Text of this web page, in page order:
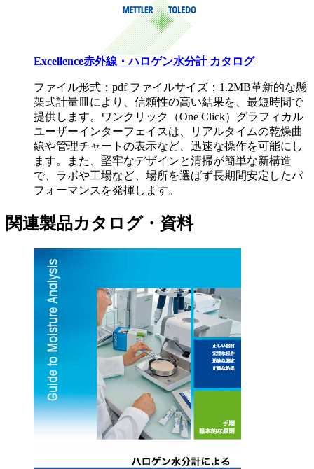
Excellence赤外線・ハロゲン水分計 カタログ
ファイル形式：pdf ファイルサイズ：1.2MB革新的な懸
架式計量皿により、信頼性の高い結果を、最短時間で
提供します。ワンクリック（One Click）グラフィカル
ユーザーインターフェイスは、リアルタイムの乾燥曲
線や管理チャートの表示など、迅速な操作を可能にし
ます。また、堅牢なデザインと清掃が簡単な新構造
で、ラボや工場など、場所を選ばず長期間安定したパ
フォーマンスを発揮します。
関連製品カタログ・資料